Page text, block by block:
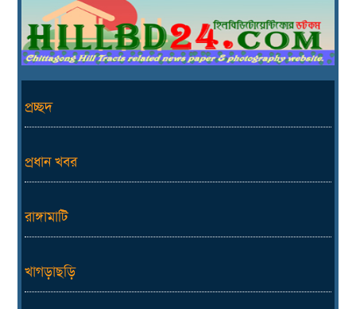
প্রচ্ছদ
প্রধান খবর
রাঙ্গামাটি
খাগড়াছড়ি